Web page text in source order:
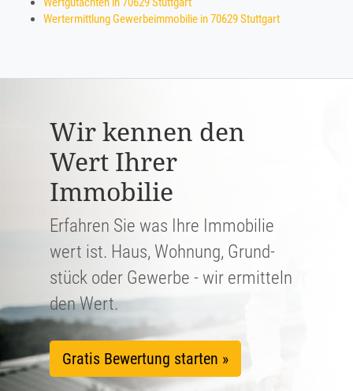
Wertermittlung Gewerbeimmobilie in 70629 Stuttgart
Wir kennen den
Wert Ihrer
Immobilie
Erfahren Sie was Ihre Immobilie
wert ist. Haus, Wohnung, Grund­
stück oder Gewerbe - wir ermitteln
den Wert.
Gratis Bewertung starten »